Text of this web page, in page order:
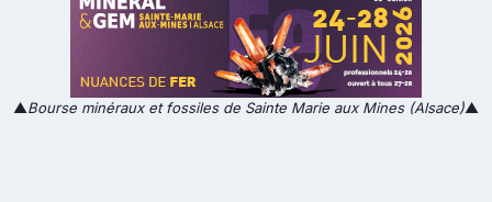
▲Bourse minéraux et fossiles de Sainte Marie aux Mines (Alsace)▲